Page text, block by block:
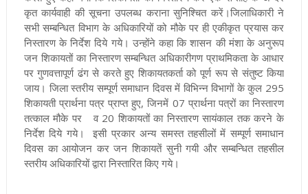
कृत कार्यवाही की सूचना उपलब्ध कराना सुनिश्चित करें।जिलाधिकारी ने
सभी सम्बन्धित विभाग के अधिकारियों को मौके पर ही एकीकृत प्रयास कर
निस्तारण के निर्देश दिये गये। उन्होंने कहा कि शासन की मंशा के अनुरूप
जन शिकायतों का निस्तारण सम्बन्धित अधिकारीगण प्राथमिकता के आधार
पर गुणवत्तापूर्ण ढंग से करते हुए शिकायतकर्ता को पूर्ण रूप से संतुष्ट किया
जाय। जिला स्तरीय सम्पूर्ण समाधान दिवस में विभिन्न विभागों के कुल 295
शिकायती प्रार्थना पत्र प्राप्त हुए, जिनमें 07 प्रार्थना पत्रों का निस्तारण
तत्काल मौके पर व 20 शिकायतों का निस्तारण सायंकाल तक करने के
निर्देश दिये गये। इसी प्रकार अन्य समस्त तहसीलों में सम्पूर्ण समाधान
दिवस का आयोजन कर जन शिकायतें सुनी गयी और सम्बन्धित तहसील
स्तरीय अधिकारियों द्वारा निस्तारित किए गये।